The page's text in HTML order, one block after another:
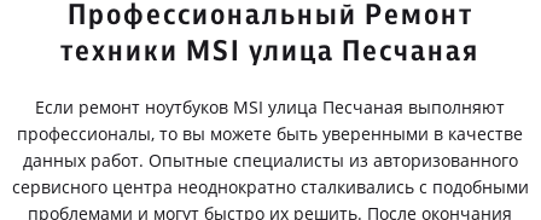
Профессиональный Ремонт
техники MSI улица Песчаная
Если ремонт ноутбуков MSI улица Песчаная выполняют
профессионалы, то вы можете быть уверенными в качестве
данных работ. Опытные специалисты из авторизованного
сервисного центра неоднократно сталкивались с подобными
проблемами и могут быстро их решить. После окончания